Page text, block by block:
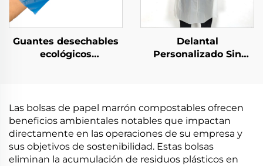
Guantes desechables
ecológicos
almidón de maíz
Delantal
Personalizado Sin
Las bolsas de papel marrón compostables ofrecen
beneficios ambientales notables que impactan
directamente en las operaciones de su empresa y
sus objetivos de sostenibilidad. Estas bolsas
eliminan la acumulación de residuos plásticos en